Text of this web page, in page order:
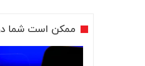
ممکن است شما